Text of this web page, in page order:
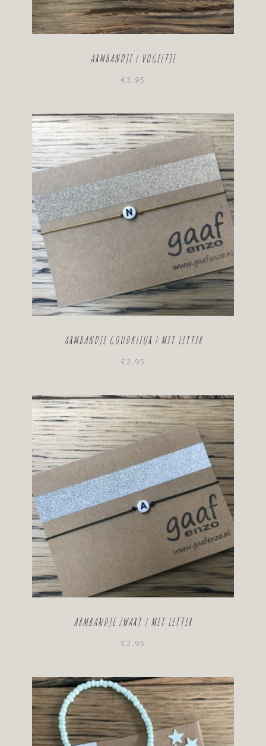
ARMBANDJE | VOGELTJE
€3.95
ARMBANDJE GOUDKLEUR | MET LETTER
€2.95
ARMBANDJE ZWART | MET LETTER
€2.95